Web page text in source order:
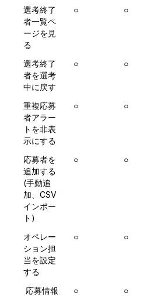
選考終了
者一覧ペ
ージを見
る
○ ○
選考終了
者を選考
中に戻す
○ ○
重複応募
者アラー
トを非表
示にする
○ ○
応募者を
追加する
(手動追
加、CSV
インポー
ト)
○ ○
オペレー
ション担
当を設定
する
○ ○
○ ○